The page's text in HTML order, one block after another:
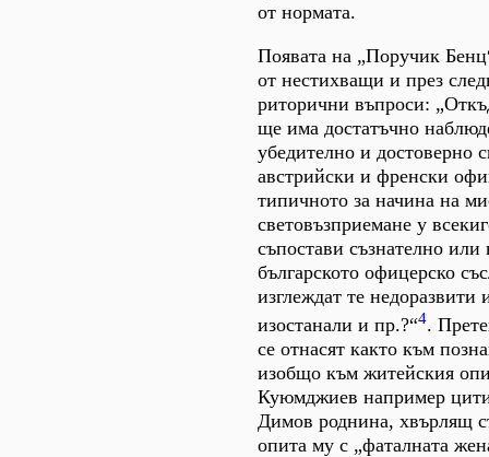
от нормата.
Появата на „Поручик
от нестихващи и през
риторични въпроси:
ще има достатъчно
убедително и достоверно
австрийски и френски
типичното за начина на
световъзприемане у
съпостави съзнателно или
българското офицерско
изглеждат те
изостанали и пр.?“4.
се отнасят както към
изобщо към житейския
Куюмджиев например
Димов роднина, хвърлящ
опита му с „фаталната